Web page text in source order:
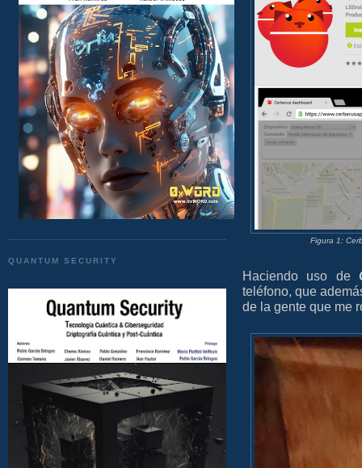
QUANTUM SECURITY
Figura 1:
Haciendo uso de
teléfono, que
de la gente que me